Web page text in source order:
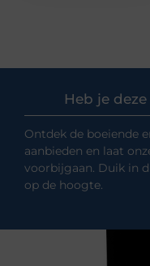
Heb je
Ontdek de boeiende
aanbieden en laat
voorbijgaan. Duik in
op de hoogte.